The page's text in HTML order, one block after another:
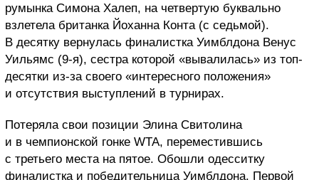
румынка Симона Халеп, на четвертую буквально
взлетела британка Йоханна Конта (с седьмой).
В десятку вернулась финалистка Уимблдона Венус
Уильямс (9-я), сестра которой «вывалилась» из топ-
десятки из-за своего «интересного положения»
и отсутствия выступлений в турнирах.
Потеряла свои позиции Элина Свитолина
и в чемпионской гонке WTA, переместившись
с третьего места на пятое. Обошли одесситку
финалистка и победительница Уимблдона. Первой